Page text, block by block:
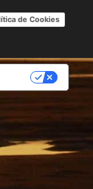
de Cookies